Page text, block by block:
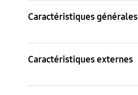
Caractéristiques générales
Caractéristiques externes